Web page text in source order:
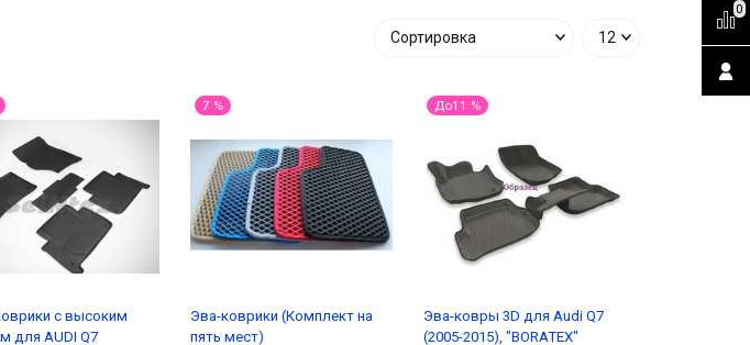
с высоким
для AUDI Q7
7 %
Эва-коврики (Комплект на
пять мест)
До11 %
Эва-ковры 3D для Audi Q7
(2005-2015), "BORATEX"
0